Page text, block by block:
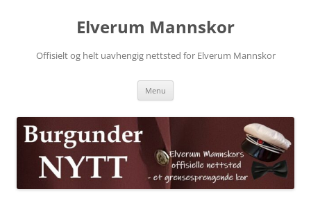
Elverum Mannskor
Offisielt og helt uavhengig nettsted for Elverum Mannskor
Menu